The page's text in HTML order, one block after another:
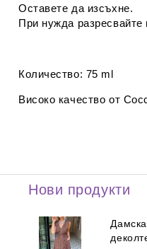
Оставете да изсъхне.
При нужда разресвайте
Количество: 75 ml
Високо качество от
Нови продукти